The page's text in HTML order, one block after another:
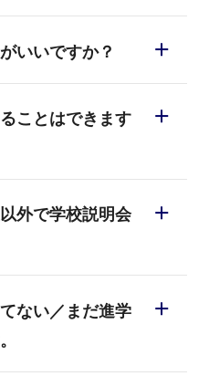
「少人数制で一人ひ
る」という教育方針
タッフが一人ひとり
わせた説明、相談を
ろん、親御様やご友
しています。
いいですか？
をしていただかなく
での説明会や教室見
いかかりますので、
さい。
ことはできます
であれば授業見学は
興味ある分野の授業
能性もございますの
ください。
外で学校説明会
ンラインにてご自宅
可能です。
ない／まだ進学